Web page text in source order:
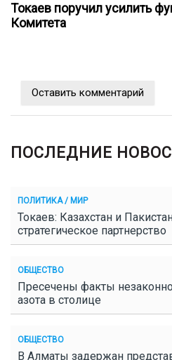
Токаев поручил усилить
Комитета
Оставить комментарий
ПОСЛЕДНИЕ
ПОЛИТИКА / МИР
Токаев: Казахстан и
стратегическое партнерство
ОБЩЕСТВО
Пресечены факты
азота в столице
ОБЩЕСТВО
В Алматы задержан